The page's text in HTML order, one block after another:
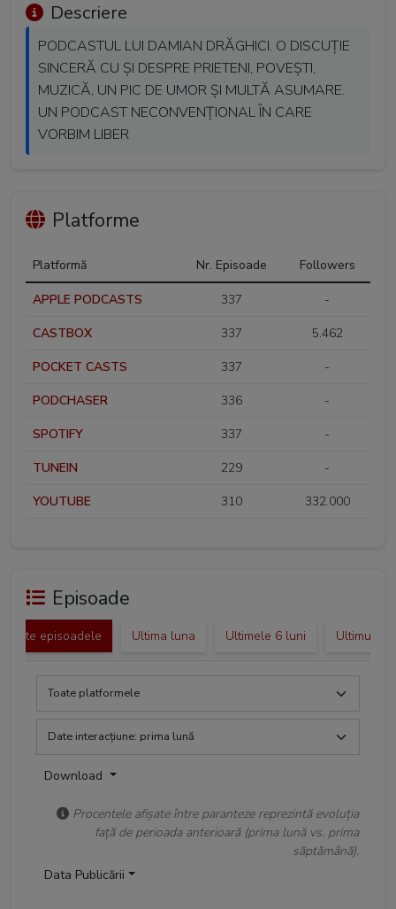
Descriere
PODCASTUL LUI DAMIAN DRĂGHICI. O DISCUȚIE
SINCERĂ CU ȘI DESPRE PRIETENI, POVEȘTI,
MUZICĂ, UN PIC DE UMOR ȘI MULTĂ ASUMARE.
UN PODCAST NECONVENȚIONAL ÎN CARE
VORBIM LIBER
Platforme
Platformă Nr. Episoade Followers
APPLE PODCASTS 337
-
CASTBOX
337
5.462
POCKET CASTS
337
-
PODCHASER
336
-
SPOTIFY
337
-
TUNEIN
229
-
YOUTUBE
310 332.000
Episoade
Toate episoadele Ultima luna Ultimele 6 luni Ultimul an
Download
Procentele afișate între paranteze reprezintă evoluția
față de perioada anterioară (prima lună vs. prima
săptămână).
Data Publicării